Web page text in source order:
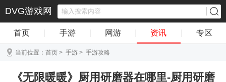
DVG游戏网
首页 手游 网游 资讯 专区
当前位置： 首页 > 手游 > 手游攻略
《无限暖暖》厨用研磨器在哪里-厨用研磨